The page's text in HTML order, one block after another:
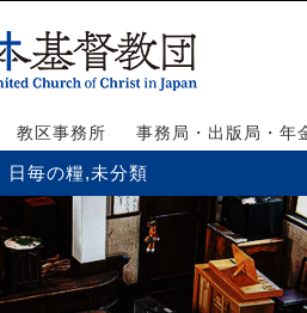
教区事務所 事務局・出版局・年
日毎の糧,未分類